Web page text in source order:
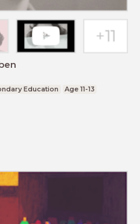
Education Age 11-13